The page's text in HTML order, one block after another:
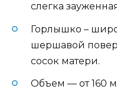
слегка
Горлышко –
шершавой
сосок матери.
Объем — от 160